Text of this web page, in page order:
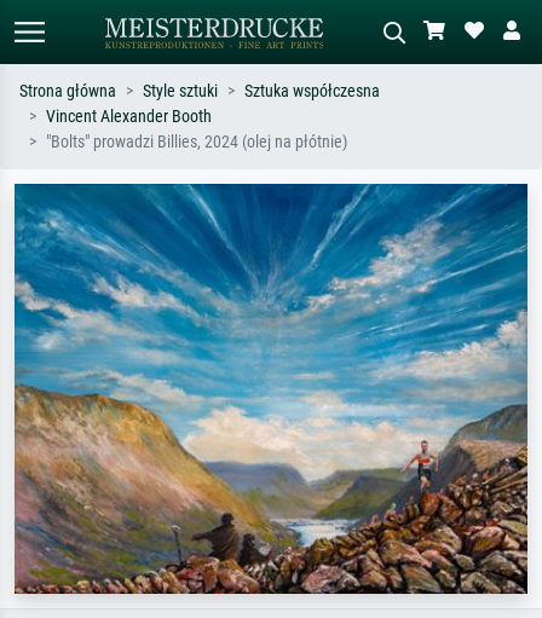
Wyszukiwanie standardowe Wyszukiwanie obrazów AI
Monet, Gwiaździsta noc,
impresjonizm, fala Hokusaia, akt.
abstrakcja z czerwienią, ciemny olej,
stojący akt obok drzewa.
Strona główna Style sztuki
Sztuka współczesna
Vincent Alexander Booth
"Bolts" prowadzi Billies, 2024 (olej na płótnie)